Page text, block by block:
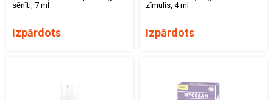
sēnīti, 7 ml
Izpārdots
zīmulis, 4 ml
Izpārdots